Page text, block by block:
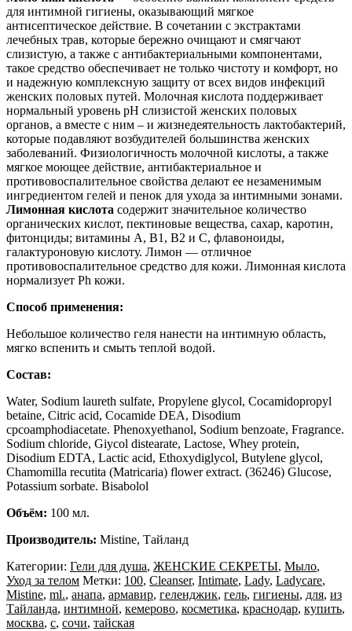
для интимной гигиены, оказывающий мягкое
антисептическое действие. В сочетании с экстрактами
лечебных трав, которые бережно очищают и смягчают
слизистую, а также с антибактериальными компонентами,
такое средство обеспечивает не только чистоту и комфорт, но
и надежную комплексную защиту от всех видов инфекций
женских половых путей. Молочная кислота поддерживает
нормальный уровень рН слизистой женских половых
органов, а вместе с ним – и жизнедеятельность лактобактерий,
которые подавляют возбудителей большинства женских
заболеваний. Физиологичность молочной кислоты, а также
мягкое моющее действие, антибактериальное и
противовоспалительное свойства делают ее незаменимым
ингредиентом гелей и пенок для ухода за интимными зонами.
Лимонная кислота содержит значительное количество
органических кислот, пектиновые вещества, сахар, каротин,
фитонциды; витамины А, В1, В2 и С, флавоноиды,
галактуроновую кислоту. Лимон — отличное
противовоспалительное средство для кожи. Лимонная кислота
нормализует Ph кожи.
Способ применения:
Небольшое количество геля нанести на интимную область,
мягко вспенить и смыть теплой водой.
Состав:
Water, Sodium laureth sulfate, Propylene glycol, Cocamidopropyl
betaine, Citric acid, Cocamide DEA, Disodium
cpcoamphodiacetate. Phenoxyethanol, Sodium benzoate, Fragrance.
Sodium chloride, Giycol distearate, Lactose, Whey protein,
Disodium EDTA, Lactic acid, Ethoxydiglycol, Butylene glycol,
Chamomilla recutita (Matricaria) flower extract. (36246) Glucose,
Potassium sorbate. Bisabolol
Объём: 100 мл.
Производитель: Mistine, Тайланд
Категории: Гели для душа, ЖЕНСКИЕ СЕКРЕТЫ, Мыло,
Уход за телом Метки: 100, Cleanser, Intimate, Lady, Ladycare,
Mistine, ml., анапа, армавир, геленджик, гель, гигиены, для, из
Тайланда, интимной, кемерово, косметика, краснодар, купить,
москва, с, сочи, тайская